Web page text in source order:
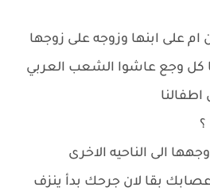
على ابنها وزوجه على زوجها
كل وجع عاشوا الشعب العربي
؟
الى الناحيه الاخرى
بقا لان جرحك بدأ ينزف